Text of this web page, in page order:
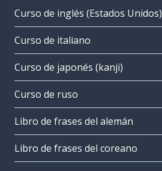
Curso de inglés (Estados Unidos)
Curso de italiano
Curso de japonés (kanji)
Curso de ruso
Libro de frases del alemán
Libro de frases del coreano